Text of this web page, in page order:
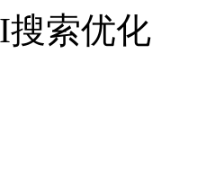
搜索优化